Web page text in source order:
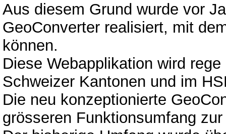
Aus diesem Grund wurde vor
GeoConverter realisiert, mit
können.
Diese Webapplikation wird
Schweizer Kantonen und im
Die neu konzeptionierte
grösseren Funktionsumfang